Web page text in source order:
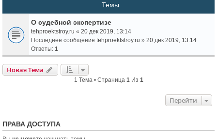
Темы
О судебной экспертизе
tehproektstroy.ru « 20 дек 2019, 13:14
Последнее сообщение tehproektstroy.ru » 20 дек 2019, 13:14
Ответы: 1
Новая Тема
1 Тема • Страница 1 Из 1
Перейти
ПРАВА ДОСТУПА